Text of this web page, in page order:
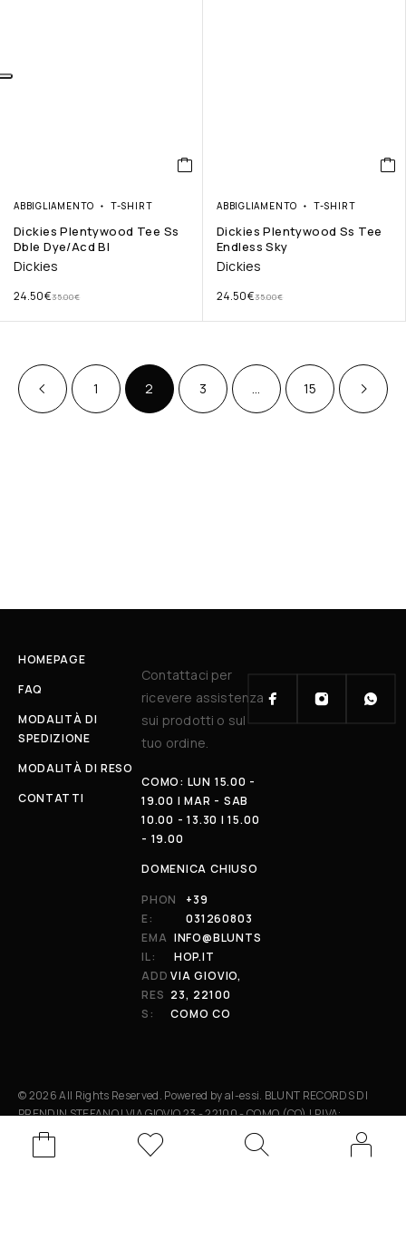
ABBIGLIAMENTO T-SHIRT
Dickies Plentywood Tee Ss
Dble Dye/Acd Bl
Dickies
35.00€
24.50€
ABBIGLIAMENTO T-SHIRT
Dickies Plentywood Ss Tee
Endless Sky
Dickies
35.00€
24.50€
1 2 3 … 15
HOMEPAGE
FAQ
MODALITÀ DI
SPEDIZIONE
MODALITÀ DI RESO
CONTATTI
Contattaci per
ricevere assistenza
sui prodotti o sul
tuo ordine.
COMO: LUN 15.00 -
19.00 | MAR - SAB
10.00 - 13.30 | 15.00
- 19.00
DOMENICA CHIUSO
PHON
E:
+39
031260803
EMA
IL:
INFO@BLUNTS
HOP.IT
ADD
RES
S:
VIA GIOVIO,
23, 22100
COMO CO
© 2026 All Rights Reserved. Powered by al-essi. BLUNT RECORDS DI
PRENDIN STEFANO | VIA GIOVIO 23 - 22100 - COMO (CO) | P.IVA:
01848590038